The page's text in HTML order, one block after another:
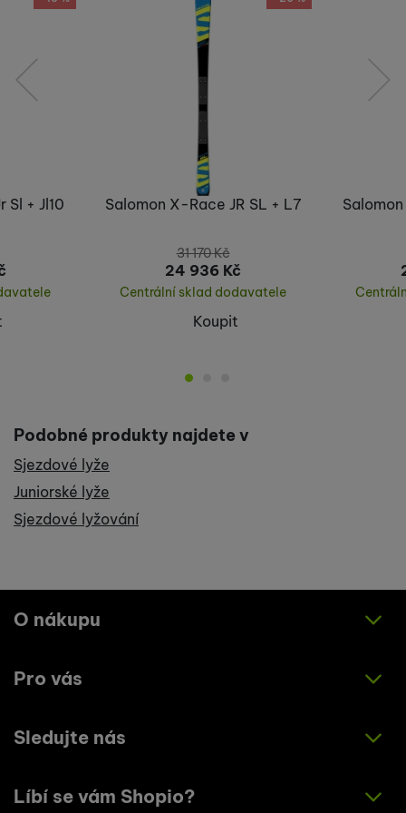
Salomon X-Race JR SL + L7
31 170Kč
24 936 Kč
Centrální sklad dodavatele
Koupit
Sl + Jl10
Podobné produkty najdete v
Sjezdové lyže
Juniorské lyže
Sjezdové lyžování
O nákupu
Jak nakupovat
Zásady ochrany osobních údajů
Pro vás
O nás
Sledujte nás
Instagram
Líbí se vám Shopio?